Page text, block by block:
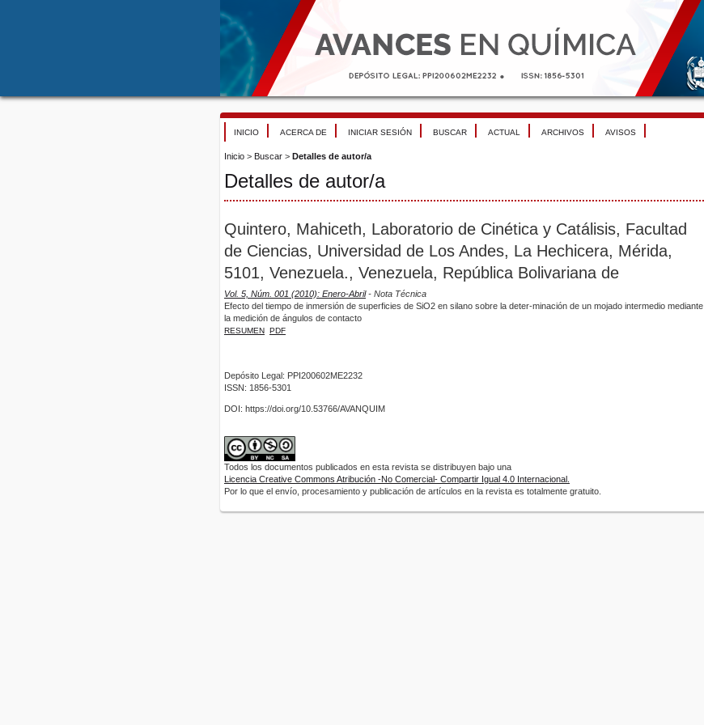
INICIO ACERCA DE INICIAR SESIÓN BUSCAR ACTUAL ARCHIVOS AVISOS
Inicio > Buscar > Detalles de autor/a
Detalles de autor/a
Quintero, Mahiceth, Laboratorio de Cinética y Catálisis, Facultad
de Ciencias, Universidad de Los Andes, La Hechicera, Mérida,
5101, Venezuela., Venezuela, República Bolivariana de
Vol. 5, Núm. 001 (2010): Enero-Abril- Nota Técnica
Efecto del tiempo de inmersión de superficies de SiO2 en silano sobre la deter-minación de un mojado intermedio mediante
la medición de ángulos de contacto
RESUMEN PDF
Depósito Legal: PPI200602ME2232
ISSN: 1856-5301
DOI: https://doi.org/10.53766/AVANQUIM
Todos los documentos publicados en esta revista se distribuyen bajo una
Licencia Creative Commons Atribución -No Comercial- Compartir Igual 4.0 Internacional.
Por lo que el envío, procesamiento y publicación de artículos en la revista es totalmente gratuito.